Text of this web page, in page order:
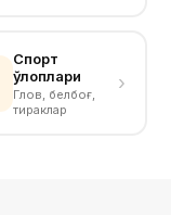
Спорт
қўлқоплари
Глов, белбоғ,
тираклар
›